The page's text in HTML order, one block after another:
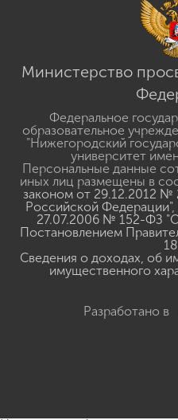
Министерство
Федеральное
образовательное
"Нижегородский
университет
Персональные данные
иных лиц размещены в
законом от 29.12.2012 №
Российской Федерации",
27.07.2006 № 152-ФЗ
Постановлением
Сведения о доходах, об
имущественного
Разработано в